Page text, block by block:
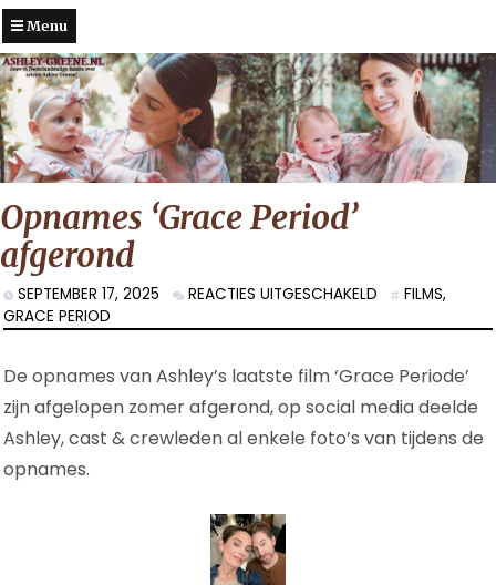
Menu
Opnames ‘Grace Period’
afgerond
SEPTEMBER 17, 2025 REACTIES UITGESCHAKELD VOOR
‘GRACE
AFGEROND
FILMS,
GRACE PERIOD
De opnames van Ashley’s laatste film ‘Grace Periode’
zijn afgelopen zomer afgerond, op social media deelde
Ashley, cast & crewleden al enkele foto’s van tijdens de
opnames.